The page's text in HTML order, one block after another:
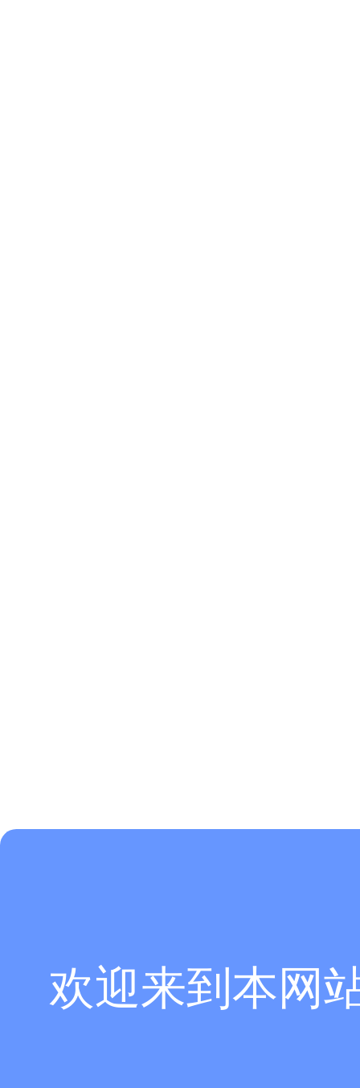
欢迎来到本网